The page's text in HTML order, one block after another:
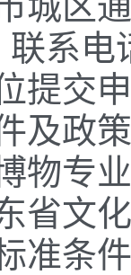
系
提交
政
专业
省文
准条